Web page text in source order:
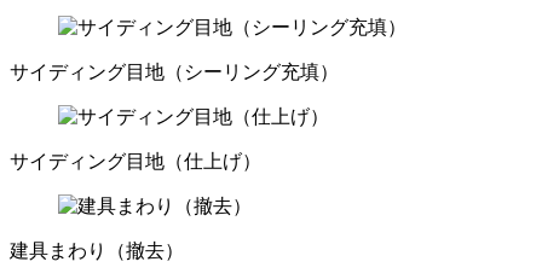
サイディング目地（シーリング充填）
サイディング目地（仕上げ）
建具まわり（撤去）